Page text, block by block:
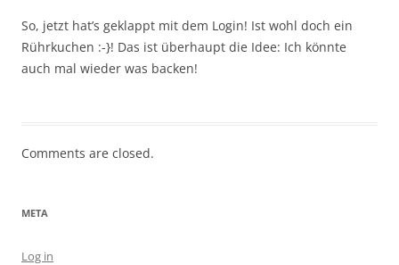
So, jetzt hat’s geklappt mit dem Login! Ist wohl doch ein
Rührkuchen :-}! Das ist überhaupt die Idee: Ich könnte
auch mal wieder was backen!
Comments are closed.
META
Log in